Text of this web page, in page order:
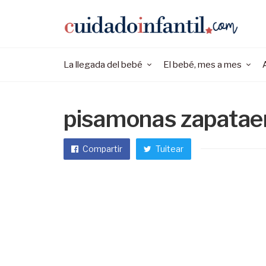
La llegada del bebé El bebé, mes a mes
pisamonas
Compartir Tuitear